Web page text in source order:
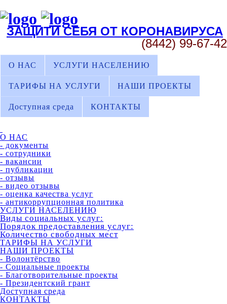
ЗАЩИТИ СЕБЯ ОТ КОРОНАВИРУСА
(8442) 99-67-42
О НАС УСЛУГИ НАСЕЛЕНИЮ
ТАРИФЫ НА УСЛУГИ НАШИ ПРОЕКТЫ
Доступная среда КОНТАКТЫ
О НАС
- документы
- сотрудники
- вакансии
- публикации
- отзывы
- видео отзывы
- оценка качества услуг
- антикоррупционная политика
УСЛУГИ НАСЕЛЕНИЮ
Виды социальных услуг:
Порядок предоставления услуг:
Количество свободных мест
ТАРИФЫ НА УСЛУГИ
НАШИ ПРОЕКТЫ
- Волонтёрство
- Социальные проекты
- Благотворительные проекты
- Президентский грант
Доступная среда
КОНТАКТЫ